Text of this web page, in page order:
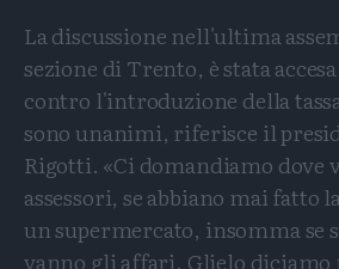
La discussione nell'ultima
sezione di Trento, è stata
contro l'introduzione della
sono unanimi, riferisce il
Rigotti. «Ci domandiamo dove
assessori, se abbiano mai fatto
un supermercato, insomma se
vanno gli affari. Glielo diciamo